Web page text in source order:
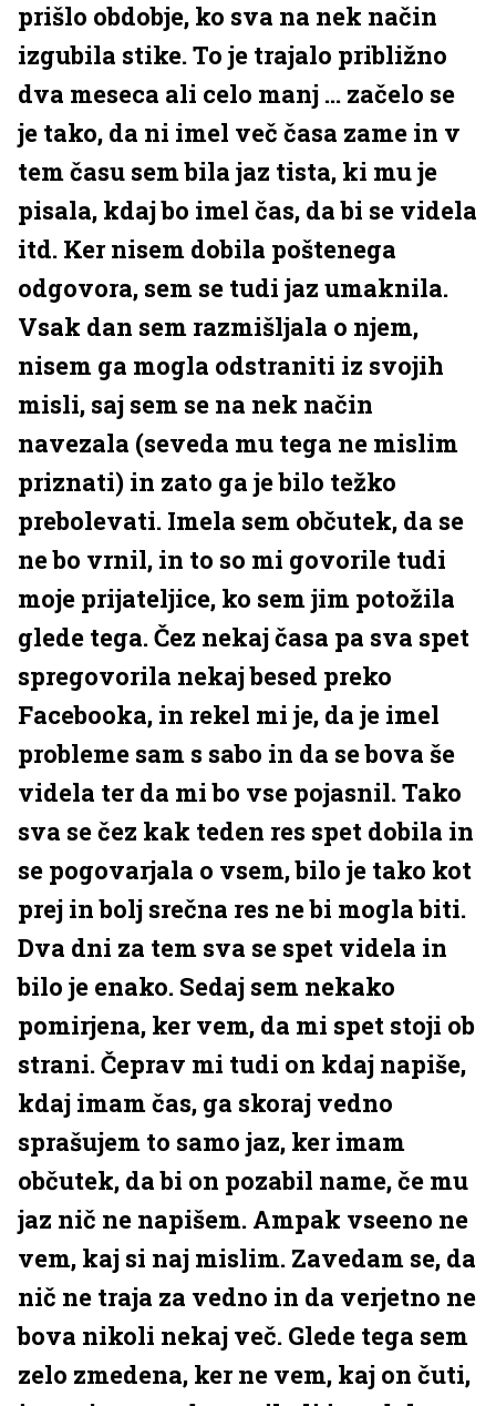
prišlo obdobje, ko sva na nek način
izgubila stike. To je trajalo približno
dva meseca ali celo manj ... začelo se
je tako, da ni imel več časa zame in v
tem času sem bila jaz tista, ki mu je
pisala, kdaj bo imel čas, da bi se videla
itd. Ker nisem dobila poštenega
odgovora, sem se tudi jaz umaknila.
Vsak dan sem razmišljala o njem,
nisem ga mogla odstraniti iz svojih
misli, saj sem se na nek način
navezala (seveda mu tega ne mislim
priznati) in zato ga je bilo težko
prebolevati. Imela sem občutek, da se
ne bo vrnil, in to so mi govorile tudi
moje prijateljice, ko sem jim potožila
glede tega. Čez nekaj časa pa sva spet
spregovorila nekaj besed preko
Facebooka, in rekel mi je, da je imel
probleme sam s sabo in da se bova še
videla ter da mi bo vse pojasnil. Tako
sva se čez kak teden res spet dobila in
se pogovarjala o vsem, bilo je tako kot
prej in bolj srečna res ne bi mogla biti.
Dva dni za tem sva se spet videla in
bilo je enako. Sedaj sem nekako
pomirjena, ker vem, da mi spet stoji ob
strani. Čeprav mi tudi on kdaj napiše,
kdaj imam čas, ga skoraj vedno
sprašujem to samo jaz, ker imam
občutek, da bi on pozabil name, če mu
jaz nič ne napišem. Ampak vseeno ne
vem, kaj si naj mislim. Zavedam se, da
nič ne traja za vedno in da verjetno ne
bova nikoli nekaj več. Glede tega sem
zelo zmedena, ker ne vem, kaj on čuti,